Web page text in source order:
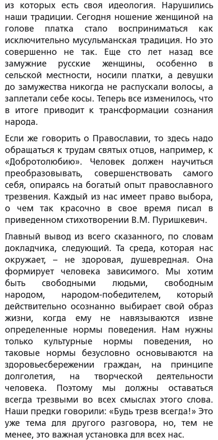
из которых есть своя идеология. Нарушились
наши традиции. Сегодня ношение женщиной на
голове платка стало восприниматься как
исключительно мусульманская традиция. Но это
совершенно не так. Еще сто лет назад все
замужние русские женщины, особенно в
сельской местности, носили платки, а девушки
до замужества никогда не распускали волосы, а
заплетали себе косы. Теперь все изменилось, что
в итоге приводит к трансформации сознания
народа.
Если же говорить о Православии, то здесь надо
обращаться к трудам святых отцов, например, к
«Добротолюбию». Человек должен научиться
преобразовывать, совершенствовать самого
себя, опираясь на богатый опыт православного
трезвения. Каждый из нас имеет право выбора,
о чем так красочно в свое время писал в
приведенном стихотворении В.М. Пуришкевич.
Главный вывод из всего сказанного, по словам
докладчика, следующий. Та среда, которая нас
окружает, – не здоровая, душевредная. Она
формирует человека зависимого. Мы хотим
быть свободными людьми, свободным
народом, народом-победителем, который
действительно осознанно выбирает свой образ
жизни, когда ему не навязываются извне
определенные нормы поведения. Нам нужны
только культурные нормы поведения, но
таковые нормы безусловно основываются на
здоровьесбережении граждан, на принципе
долголетия, на творческой деятельности
человека. Поэтому мы должны оставаться
всегда трезвыми во всех смыслах этого слова.
Наши предки говорили: «Будь трезв всегда!» Это
уже тема для другого разговора, но, тем не
менее, это важная установка для всех нас.